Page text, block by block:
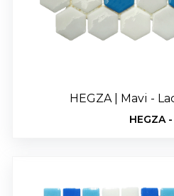
HEGZA | Mavi -
HEGZA